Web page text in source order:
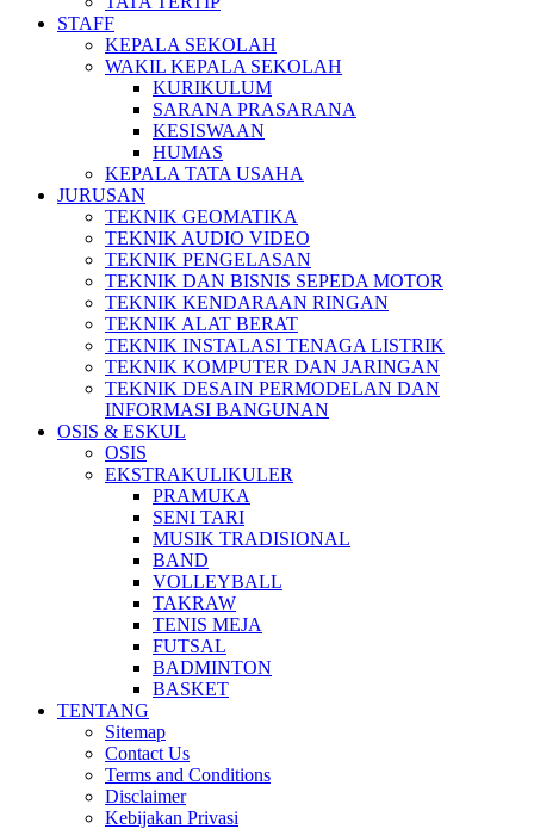
STAFF
KEPALA SEKOLAH
WAKIL KEPALA SEKOLAH
KURIKULUM
SARANA PRASARANA
KESISWAAN
HUMAS
KEPALA TATA USAHA
JURUSAN
TEKNIK GEOMATIKA
TEKNIK AUDIO VIDEO
TEKNIK PENGELASAN
TEKNIK DAN BISNIS SEPEDA MOTOR
TEKNIK KENDARAAN RINGAN
TEKNIK ALAT BERAT
TEKNIK INSTALASI TENAGA LISTRIK
TEKNIK KOMPUTER DAN JARINGAN
TEKNIK DESAIN PERMODELAN DAN
INFORMASI BANGUNAN
OSIS & ESKUL
OSIS
EKSTRAKULIKULER
PRAMUKA
SENI TARI
MUSIK TRADISIONAL
BAND
VOLLEYBALL
TAKRAW
TENIS MEJA
FUTSAL
BADMINTON
BASKET
TENTANG
Sitemap
Contact Us
Terms and Conditions
Disclaimer
Kebijakan Privasi